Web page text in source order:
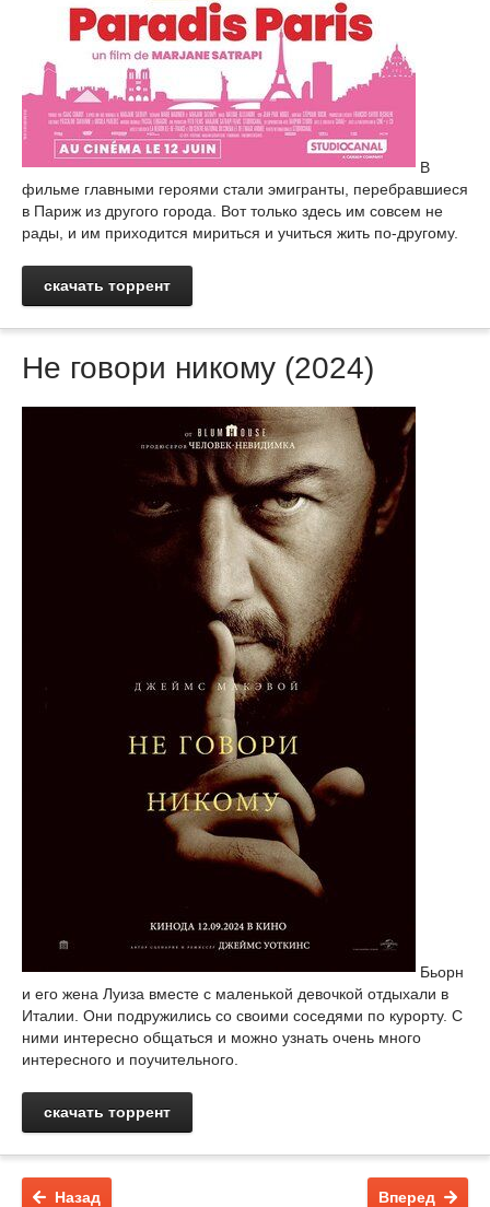
В
фильме главными героями стали эмигранты, перебравшиеся
в Париж из другого города. Вот только здесь им совсем не
рады, и им приходится мириться и учиться жить по-другому.
скачать торрент
Не говори никому (2024)
Бьорн
и его жена Луиза вместе с маленькой девочкой отдыхали в
Италии. Они подружились со своими соседями по курорту. С
ними интересно общаться и можно узнать очень много
интересного и поучительного.
скачать торрент
Назад Вперед